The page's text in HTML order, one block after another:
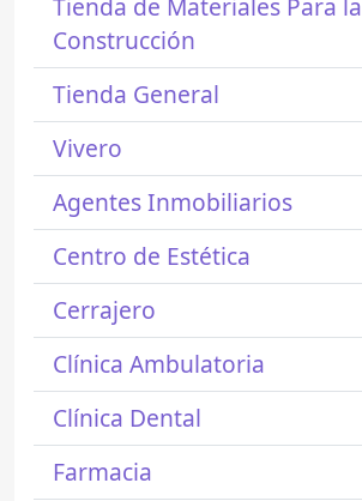
Construcción
Tienda General
Vivero
Agentes Inmobiliarios
Centro de Estética
Cerrajero
Clínica Ambulatoria
Clínica Dental
Farmacia